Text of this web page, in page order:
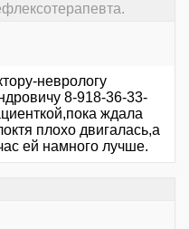
неврологу
8-918-36-33-
ждала
плохо двигалась,а
ей намного лучше.